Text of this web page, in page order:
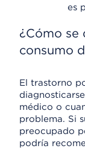
es
¿Cómo
consumo
El trastorno
médico o
problema. Si
preocupado
podría